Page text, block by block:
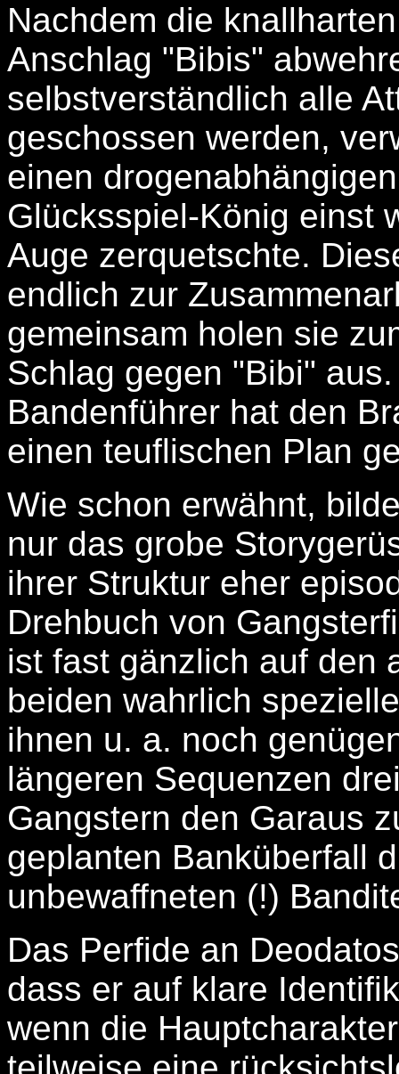
Nachdem die
Anschlag "Bibis"
selbstverständlich alle
geschossen werden,
einen
Glücksspiel-König einst
Auge zerquetschte.
endlich zur
gemeinsam holen sie
Schlag gegen "Bibi"
Bandenführer hat den
einen teuflischen Plan
Wie schon erwähnt,
nur das grobe
ihrer Struktur eher
Drehbuch von
ist fast gänzlich auf den
beiden wahrlich
ihnen u. a. noch
längeren Sequenzen
Gangstern den Garaus
geplanten Banküberfall
unbewaffneten (!)
Das Perfide an
dass er auf klare
wenn die